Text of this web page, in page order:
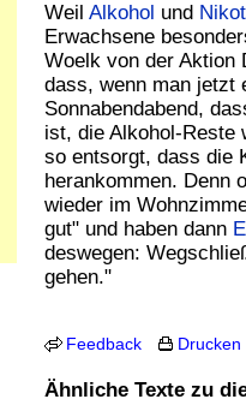
Weil Alkohol und
Erwachsene
Woelk von der Aktion
dass, wenn man jetzt
Sonnabendabend,
ist, die Alkohol-Reste
so entsorgt, dass die
herankommen. Denn
wieder im
gut" und haben dann
deswegen:
gehen."
Feedback Drucken
Ähnliche Texte zu